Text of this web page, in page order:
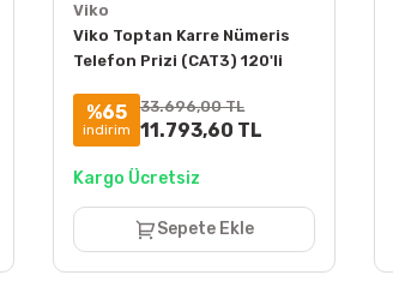
Viko
Viko Toptan Karre Nümeris
Telefon Prizi (CAT3) 120'li
90967013
%65
indirim
33.696,00 TL
11.793,60 TL
Kargo Ücretsiz
Sepete Ekle